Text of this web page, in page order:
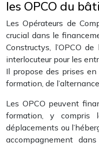
les OPCO du
Les Opérateurs de
crucial dans le
Constructys, l’OPCO
interlocuteur pour les
Il propose des prises
formation, de
Les OPCO peuvent
formation, y compris
déplacements ou
accompagnement